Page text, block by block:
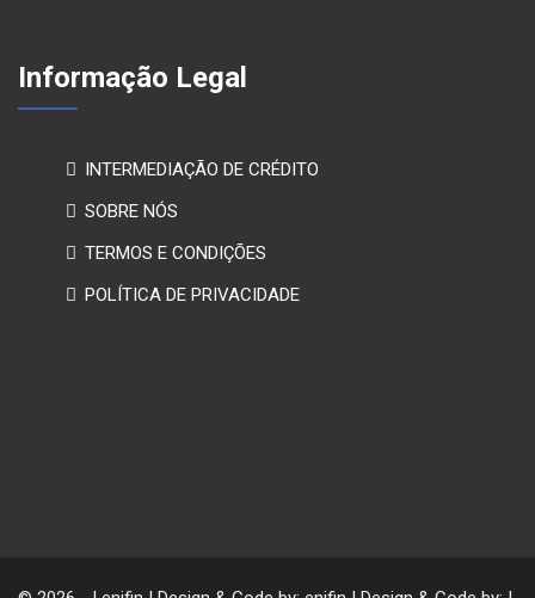
Informação Legal
INTERMEDIAÇÃO DE CRÉDITO
SOBRE NÓS
TERMOS E CONDIÇÕES
POLÍTICA DE PRIVACIDADE